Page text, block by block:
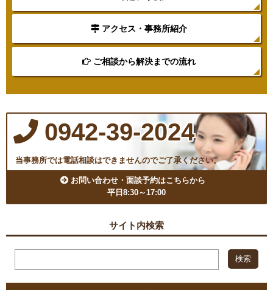
アクセス・事務所紹介
ご相談から解決までの流れ
0942-39-2024
当事務所では電話相談はできませんのでご了承ください。
お問い合わせ・面談予約はこちらから
平日8:30～17:00
サイト内検索